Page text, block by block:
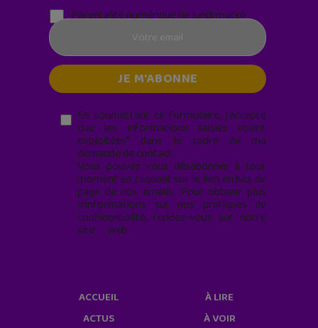
Parentalité numérique (le lundi matin)
En soumettant ce formulaire, j’accepte
que les informations saisies soient
exploitées* dans le cadre de ma
demande de contact.
Vous pouvez vous désabonner à tout
moment en cliquant sur le lien en bas de
page de nos emails. Pour obtenir plus
d'informations sur nos pratiques de
confidentialité, rendez-vous sur notre
site web
ACCUEIL
ACTUS
À LIRE
À VOIR